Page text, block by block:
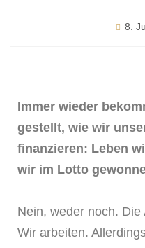
8.
Immer wieder
gestellt, wie wir
finanzieren: Leben
wir im Lotto
Nein, weder noch.
Wir arbeiten.